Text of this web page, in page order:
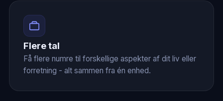
Flere tal
Få flere numre til forskellige aspekter af dit liv eller
forretning - alt sammen fra én enhed.